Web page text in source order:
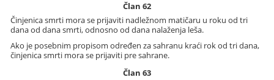
Član 62
Činjenica smrti mora se prijaviti nadležnom matičaru u roku od tri
dana od dana smrti, odnosno od dana nalaženja leša.
Ako je posebnim propisom određen za sahranu kraći rok od tri dana,
činjenica smrti mora se prijaviti pre sahrane.
Član 63